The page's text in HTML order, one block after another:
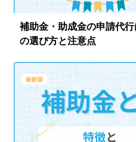
会員
補助金・助成金の申請代
の選び方と注意点